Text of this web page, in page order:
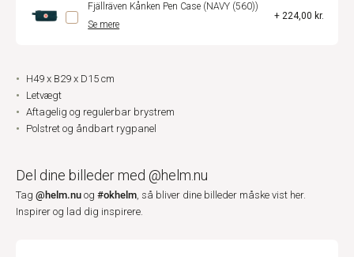
Fjällräven Kånken Pen Case (NAVY (560))
Se mere
+ 224,00 kr.
H49 x B29 x D15 cm
Letvægt
Aftagelig og regulerbar brystrem
Polstret og åndbart rygpanel
Del dine billeder med @helm.nu
Tag @helm.nu og #okhelm, så bliver dine billeder måske vist her.
Inspirer og lad dig inspirere.